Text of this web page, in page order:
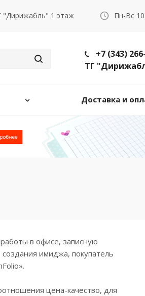
"Дирижабль" 1 этаж Пн-Вс
+7 (343)
ТГ
Доставка и
в офисе, записную
имиджа, покупатель
цена-качество, для